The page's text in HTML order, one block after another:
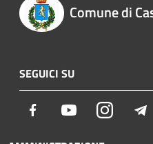
Comune di
SEGUICI SU
Facebook YoutubeInstagram